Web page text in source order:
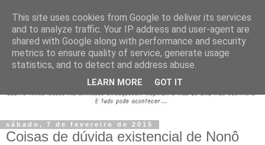
sábado, 7 de fevereiro de 2015
Coisas de dúvida existencial de Nonô
This site uses cookies from Google to deliver its services
and to analyze traffic. Your IP address and user-agent are
shared with Google along with performance and security
metrics to ensure quality of service, generate usage
statistics, and to detect and address abuse.
LEARN MORE GOT IT